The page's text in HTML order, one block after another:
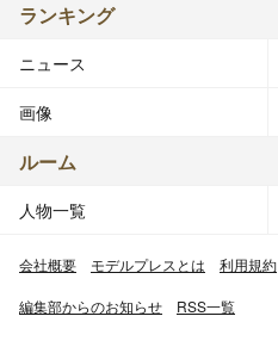
ランキング
ニュース
画像
ルーム
人物一覧
会社概要 モデルプレスとは 利用規約
編集部からのお知らせ RSS一覧